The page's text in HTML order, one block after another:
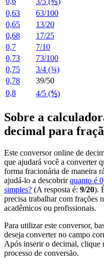
0,63
63/100
0,65
13/20
0,68
17/25
0,7
7/10
0,73
73/100
0,75
3/4 (¾)
0,78
39/50
0,8
4/5 (⅘)
Sobre a
decimal para
Este conversor online de
que ajudará você a converter
forma fracionária de maneira
ajudá-lo a descobrirquanto é
simples? (A resposta é: 9/20).
precisa trabalhar com frações
acadêmicos ou profissionais.
Para utilizar este conversor,
deseja converter no campo
Após inserir o decimal, clique
processo de conversão.